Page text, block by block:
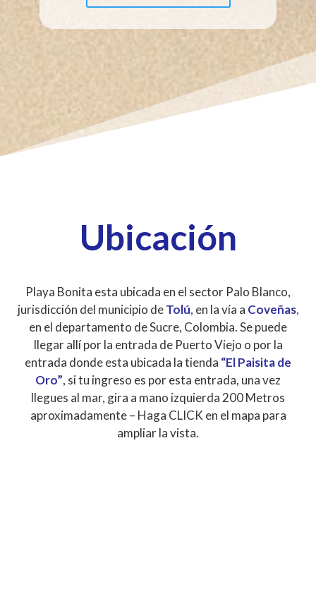
Ubicación
Playa Bonita esta ubicada en el sector Palo Blanco,
jurisdicción del municipio deTolú, en la vía a Coveñas,
en el departamento de Sucre, Colombia. Se puede
llegar allí por la entrada de Puerto Viejo o por la
entrada donde esta ubicada la tienda “El Paisita de
Oro”, si tu ingreso es por esta entrada, una vez
llegues al mar, gira a mano izquierda 200 Metros
aproximadamente – Haga CLICK en el mapa para
ampliar la vista.